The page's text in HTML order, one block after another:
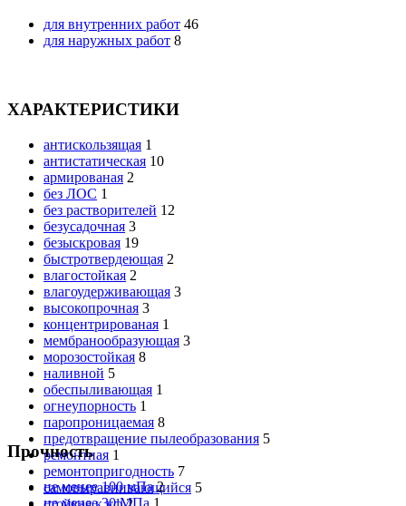
для внутренних работ 46
для наружных работ 8
ХАРАКТЕРИСТИКИ
антискользящая 1
антистатическая 10
армированая 2
без ЛОС 1
без растворителей 12
безусадочная 3
безыскровая 19
быстротвердеющая 2
влагостойкая 2
влагоудерживающая 3
высокопрочная 3
концентрированая 1
мембранообразующая 3
морозостойкая 8
наливной 5
обеспыливающая 1
огнеупорность 1
паропроницаемая 8
предотвращение пылеобразования 5
ремонтная 1
ремонтопригодность 7
самовыравнивающийся 5
Прочность
не менее 100 мПа 2
не менее 30 МПа 1